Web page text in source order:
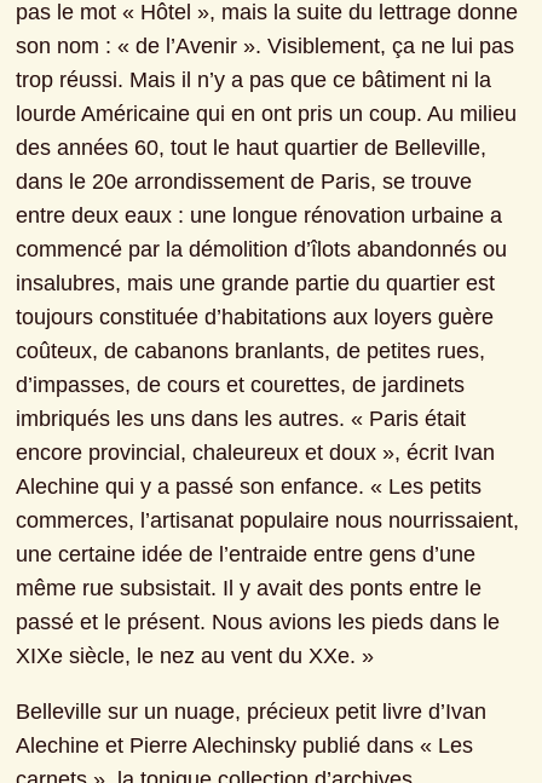
pas le mot « Hôtel », mais la suite du lettrage donne
son nom : « de l’Avenir ». Visiblement, ça ne lui pas
trop réussi. Mais il n’y a pas que ce bâtiment ni la
lourde Américaine qui en ont pris un coup. Au milieu
des années 60, tout le haut quartier de Belleville,
dans le 20e arrondissement de Paris, se trouve
entre deux eaux : une longue rénovation urbaine a
commencé par la démolition d’îlots abandonnés ou
insalubres, mais une grande partie du quartier est
toujours constituée d’habitations aux loyers guère
coûteux, de cabanons branlants, de petites rues,
d’impasses, de cours et courettes, de jardinets
imbriqués les uns dans les autres. « Paris était
encore provincial, chaleureux et doux », écrit Ivan
Alechine qui y a passé son enfance. « Les petits
commerces, l’artisanat populaire nous nourrissaient,
une certaine idée de l’entraide entre gens d’une
même rue subsistait. Il y avait des ponts entre le
passé et le présent. Nous avions les pieds dans le
XIXe siècle, le nez au vent du XXe. »
Belleville sur un nuage, précieux petit livre d’Ivan
Alechine et Pierre Alechinsky publié dans « Les